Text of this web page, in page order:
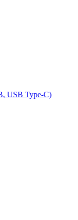
USB Type-C)